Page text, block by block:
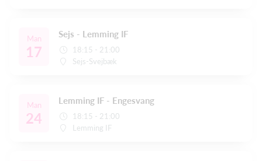
Man
17
Sejs - Lemming IF
18:15 - 21:00
Sejs-Svejbæk
Man
24
Lemming IF - Engesvang
18:15 - 21:00
Lemming IF